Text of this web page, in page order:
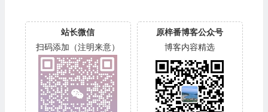
站长微信
扫码添加（注明来意）
原梓番博客公众号
博客内容精选